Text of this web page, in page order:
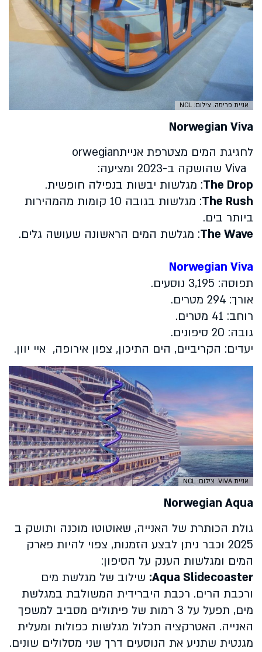
אניית פרימה. צילום: NCL
Norwegian Viva
לחגיגת המים מצטרפת אנייתorwegian
Viva שהושקה ב-2023 ומציעה:
The Drop: מגלשות יבשות בנפילה חופשית.
The Rush
: מגלשות בגובה 10 קומות מהמהירות
ביותר בים.
The Wave: מגלשת המים הראשונה שעושה גלים.
Norwegian Viva
תפוסה: 3,195 נוסעים.
אורך: 294 מטרים.
רוחב: 41 מטרים.
גובה: 20 סיפונים.
יעדים: הקריביים, הים התיכון, צפון אירופה, איי יוון.
אניית VIVA. צילום: NCL
Norwegian Aqua
גולת הכותרת של האנייה, שאוטוטו מוכנה ותושק ב
2025 וכבר ניתן לבצע הזמנות, צפוי להיות פארק
המים ומגלשות הענק על הסיפון:
Aqua Slidecoaster
: שילוב של מגלשת מים
ורכבת הרים. רכבת היברידית המשולבת במגלשת
מים, תפעל על 3 רמות של פיתולים מסביב למשפך
האנייה. האטרקציה תכלול מגלשות כפולות ומעלית
מגנטית שתניע את הנוסעים דרך שני מסלולים שונים.